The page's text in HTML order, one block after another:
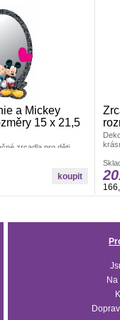
a Mickey
15 x 21,5
zrcadla pro děti,
z akrylátového skla.